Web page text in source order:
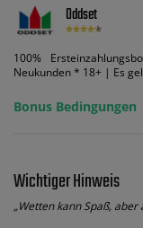
Oddset
100%
Neukunden * 18+ | Es
Bonus Bedingungen
Wichtiger Hinweis
„Wetten kann Spaß, aber